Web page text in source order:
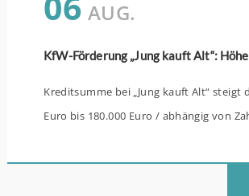
AUG.
Kreditsumme bei „Jung kauft Alt“ steigt
Euro bis 180.000 Euro / abhängig von
0,53 Prozent effektiv bei 35 Jahren
Zinsbindung Antragstellende